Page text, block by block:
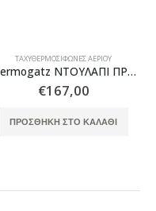
Thermogatz ΝΤΟΥΛΑΠΙ ΠΡΟΣΤΑΣΙΑΣ
ΤΑΧΥΘΕΡΜΟΣΊΦΩΝΕΣ
ΠΡΟΣΘΉΚΗ ΣΤΟ